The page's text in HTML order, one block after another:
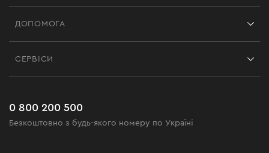
Чорна п'ятниця
ДОПОМОГА
Поширені запитання
СЕРВІСИ
0 800 200 500
Безкоштовно з будь-якого номеру по Україні